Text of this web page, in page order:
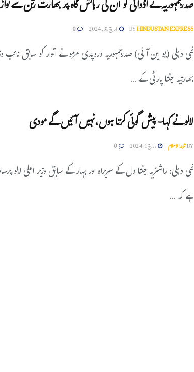
صدرجمہوریہ نے اڈوانی کو ان کی رہائش گاہ پر بھارت رتن سے
BYHINDUSTAN EXPRESS مارچ 31, 2024 0
نئی دہلی (یو این آئی) صدرجمہوریہ دروپدی مرمو نے اتوار کو سابق نائب
بھارتیہ جنتا پارٹی کے ...
لالو نے کہا- پیش گوئی کرتا ہوں،نہیں آئیں گے مودی
BYشاہدالاسلام مارچ 1, 2024 0
نئی دہلی: راشٹریہ جنتا دل کے سربراہ اور بہار کے سابق وزیر اعلی لالو
ہے کہ ...